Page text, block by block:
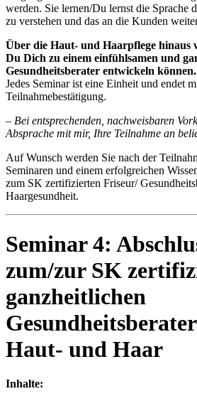
werden. Sie lernen/Du lernst die Sprache
zu verstehen und das an die Kunden
Über die Haut- und Haarpflege hinaus
Du Dich zu einem einfühlsamen und
Gesundheitsberater entwickeln können.
Jedes Seminar ist eine Einheit und endet
Teilnahmebestätigung.
– Bei entsprechenden, nachweisbaren
Absprache mit mir, Ihre Teilnahme an
Auf Wunsch werden Sie nach der
Seminaren und einem erfolgreichen
zum SK zertifizierten Friseur/
Haargesundheit.
Seminar 4:
zum/zur SK
ganzheitlichen
Haut- und Haar
Inhalte: